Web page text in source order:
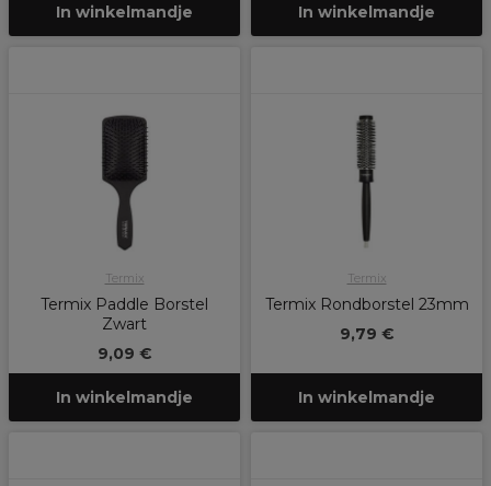
In winkelmandje In winkelmandje
Termix
Termix Paddle Borstel
Zwart
9,09 €
In winkelmandje
Termix
Termix Rondborstel 23mm
9,79 €
In winkelmandje